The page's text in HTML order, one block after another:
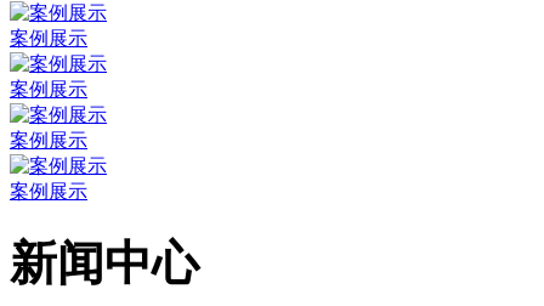
案例展示
案例展示
案例展示
案例展示
新闻中心